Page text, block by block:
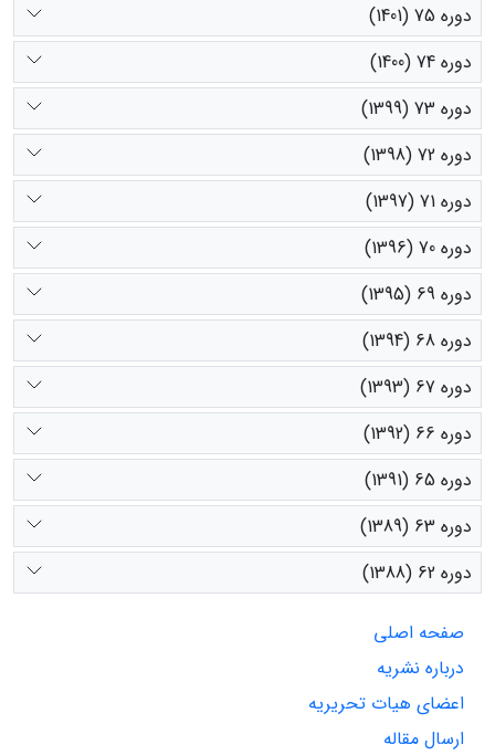
دوره 75 (1401)
دوره 74 (1400)
دوره 73 (1399)
دوره 72 (1398)
دوره 71 (1397)
دوره 70 (1396)
دوره 69 (1395)
دوره 68 (1394)
دوره 67 (1393)
دوره 66 (1392)
دوره 65 (1391)
دوره 63 (1389)
دوره 62 (1388)
صفحه اصلی
درباره نشریه
اعضای هیات تحریریه
ارسال مقاله